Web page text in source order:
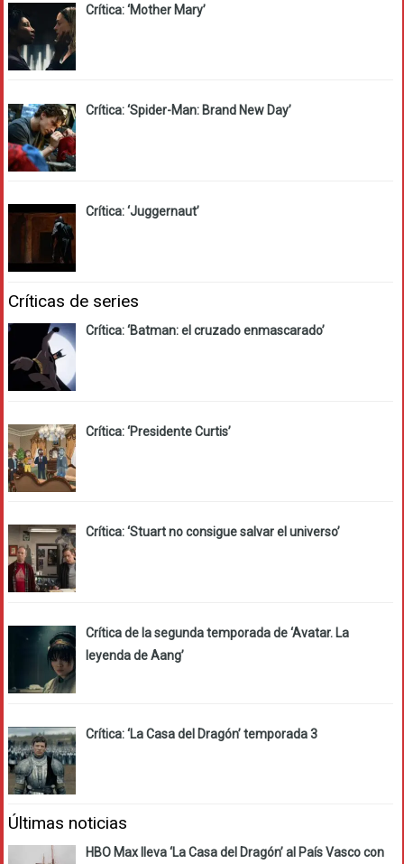
Crítica: ‘Mother Mary’
Crítica: ‘Spider-Man: Brand New Day’
Crítica: ‘Juggernaut’
Críticas de series
Crítica: ‘Batman: el cruzado enmascarado’
Crítica: ‘Presidente Curtis’
Crítica: ‘Stuart no consigue salvar el universo’
Crítica de la segunda temporada de ‘Avatar. La
leyenda de Aang’
Crítica: ‘La Casa del Dragón’ temporada 3
Últimas noticias
HBO Max lleva ‘La Casa del Dragón’ al País Vasco con